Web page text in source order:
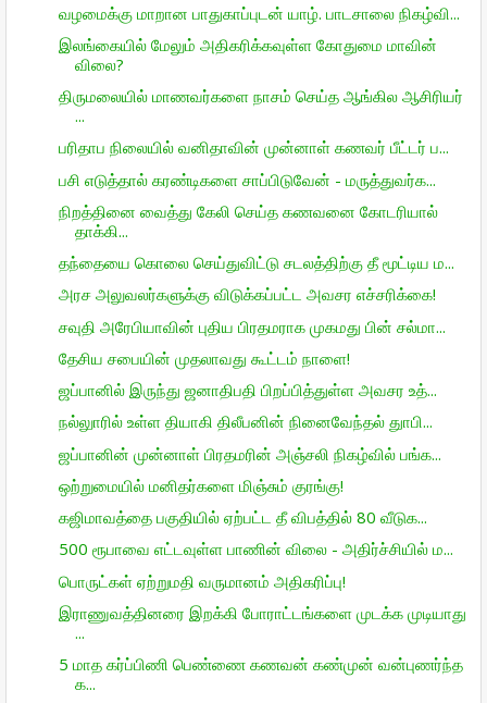
வழமைக்கு மாறான பாதுகாப்புடன் யாழ். பாடசாலை நிகழ்வி...
இலங்கையில் மேலும் அதிகரிக்கவுள்ள கோதுமை மாவின்
விலை?
திருமலையில் மாணவர்களை நாசம் செய்த ஆங்கில ஆசிரியர்
...
பரிதாப நிலையில் வனிதாவின் முன்னாள் கணவர் பீட்டர் ப...
பசி எடுத்தால் கரண்டிகளை சாப்பிடுவேன் - மருத்துவர்க...
நிறத்தினை வைத்து கேலி செய்த கணவனை கோடரியால்
தாக்கி...
தந்தையை கொலை செய்துவிட்டு சடலத்திற்கு தீ மூட்டிய ம...
அரச அலுவலர்களுக்கு விடுக்கப்பட்ட அவசர எச்சரிக்கை!
சவுதி அரேபியாவின் புதிய பிரதமராக முகமது பின் சல்மா...
தேசிய சபையின் முதலாவது கூட்டம் நாளை!
ஜப்பானில் இருந்து ஜனாதிபதி பிறப்பித்துள்ள அவசர உத்...
நல்லுாரில் உள்ள தியாகி திலீபனின் நினைவேந்தல் துாபி...
ஜப்பானின் முன்னாள் பிரதமரின் அஞ்சலி நிகழ்வில் பங்க...
ஒற்றுமையில் மனிதர்களை மிஞ்சும் குரங்கு!
கஜிமாவத்தை பகுதியில் ஏற்பட்ட தீ விபத்தில் 80 வீடுக...
500 ரூபாவை எட்டவுள்ள பாணின் விலை - அதிர்ச்சியில் ம...
பொருட்கள் ஏற்றுமதி வருமானம் அதிகரிப்பு!
இராணுவத்தினரை இறக்கி போராட்டங்களை முடக்க முடியாது
...
5 மாத கர்ப்பிணி பெண்ணை கணவன் கண்முன் வன்புணர்ந்த
க...